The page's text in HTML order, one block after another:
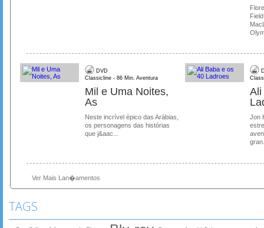
DVD
Classicline - 86 Min. Aventura
Mil e Uma Noites,
As
Neste incrível épico das Arábias,
os personagens das histórias
que j&aac...
Ali
Jon
Ver Mais Lan�amentos
TAGS